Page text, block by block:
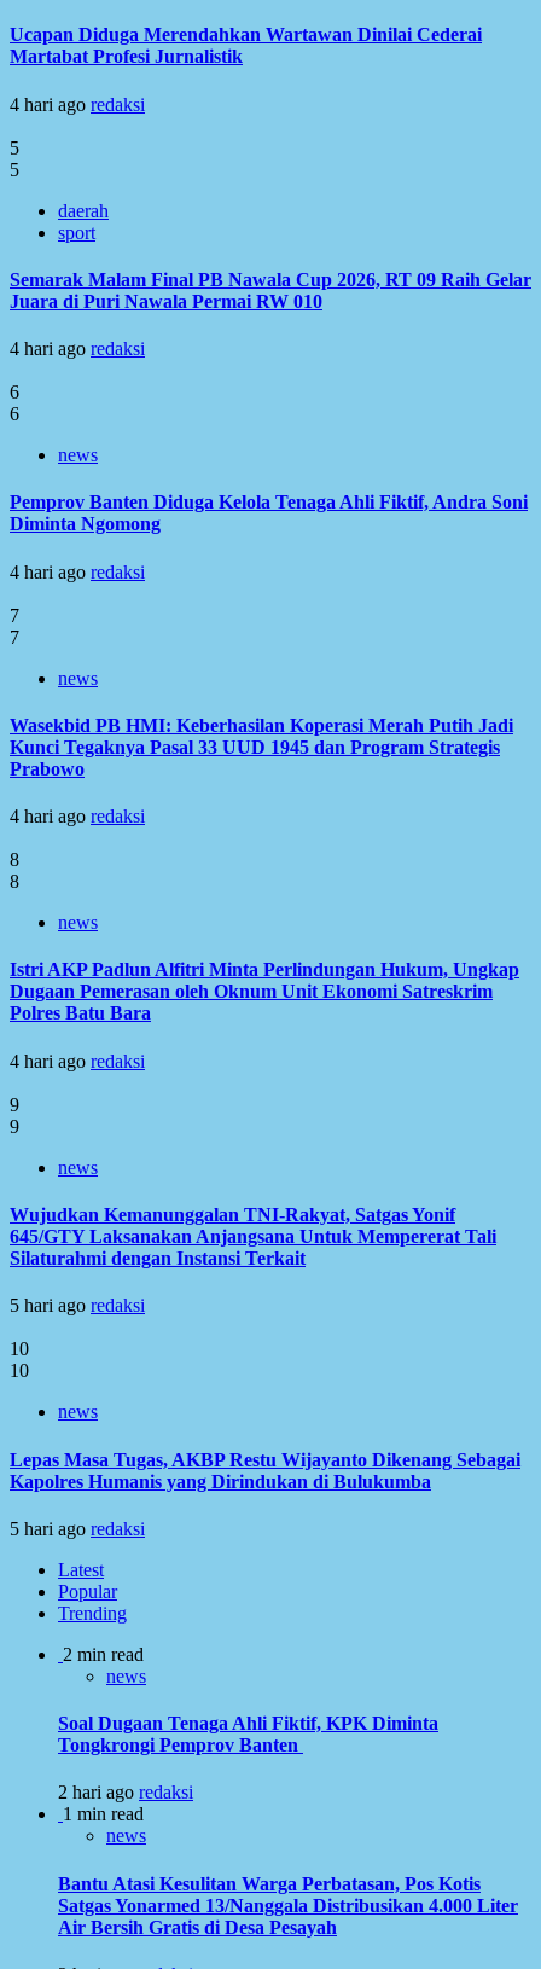
Ucapan Diduga Merendahkan Wartawan Dinilai Cederai
Martabat Profesi Jurnalistik
4 hari ago redaksi
5
5
daerah
sport
Semarak Malam Final PB Nawala Cup 2026, RT 09 Raih Gelar
Juara di Puri Nawala Permai RW 010
4 hari ago redaksi
6
6
news
Pemprov Banten Diduga Kelola Tenaga Ahli Fiktif, Andra Soni
Diminta Ngomong
4 hari ago redaksi
7
7
news
Wasekbid PB HMI: Keberhasilan Koperasi Merah Putih Jadi
Kunci Tegaknya Pasal 33 UUD 1945 dan Program Strategis
Prabowo
4 hari ago redaksi
8
8
news
Istri AKP Padlun Alfitri Minta Perlindungan Hukum, Ungkap
Dugaan Pemerasan oleh Oknum Unit Ekonomi Satreskrim
Polres Batu Bara
4 hari ago redaksi
9
9
news
Wujudkan Kemanunggalan TNI-Rakyat, Satgas Yonif
645/GTY Laksanakan Anjangsana Untuk Mempererat Tali
Silaturahmi dengan Instansi Terkait
5 hari ago redaksi
10
10
news
Lepas Masa Tugas, AKBP Restu Wijayanto Dikenang Sebagai
Kapolres Humanis yang Dirindukan di Bulukumba
5 hari ago redaksi
Latest
Popular
Trending
2 min read
news
Soal Dugaan Tenaga Ahli Fiktif, KPK Diminta
Tongkrongi Pemprov Banten
2 hari ago redaksi
1 min read
news
Bantu Atasi Kesulitan Warga Perbatasan, Pos Kotis
Satgas Yonarmed 13/Nanggala Distribusikan 4.000 Liter
Air Bersih Gratis di Desa Pesayah